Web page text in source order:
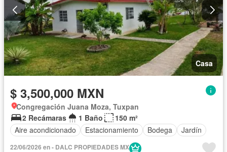
Casa
$ 3,500,000 MXN
Congregación Juana Moza, Tuxpan
2 Recámaras
1 Baño
150 m²
Aire acondicionado
Estacionamiento Bodega Jardín
22/06/2026 en - DALC PROPIEDADES MX